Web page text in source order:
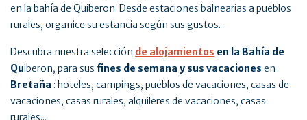
en la bahía de Quiberon. Desde estaciones balnearias a pueblos
rurales, organice su estancia según sus gustos.
Descubra nuestra selección de alojamientos en la Bahía de
Quiberon, para sus fines de semana y sus vacaciones en
Bretaña : hoteles, campings, pueblos de vacaciones, casas de
vacaciones, casas rurales, alquileres de vacaciones, casas
rurales...